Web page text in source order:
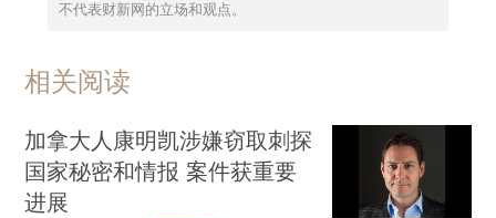
不代表财新网的立场和观点。
相关阅读
加拿大人康明凯涉嫌窃取刺探
国家秘密和情报 案件获重要
进展